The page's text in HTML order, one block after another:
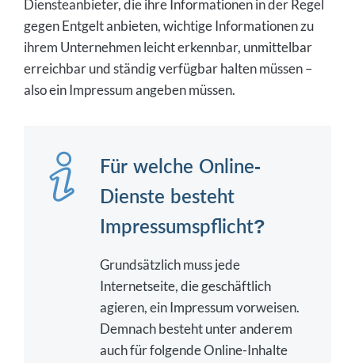
Diensteanbieter, die ihre Informationen in der Regel
gegen Entgelt anbieten, wichtige Informationen zu
ihrem Unternehmen leicht erkennbar, unmittelbar
erreichbar und ständig verfügbar halten müssen –
also ein Impressum angeben müssen.
Für welche Online-
Dienste besteht
Impressumspflicht?
Grundsätzlich muss jede
Internetseite, die geschäftlich
agieren, ein Impressum vorweisen.
Demnach besteht unter anderem
auch für folgende Online-Inhalte